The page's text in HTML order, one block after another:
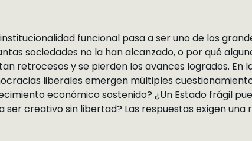
funcional pasa a ser uno de los
sociedades no la han alcanzado, o por qué
retrocesos y se pierden los avances logrados. En
liberales emergen múltiples
económico sostenido? ¿Un Estado frágil
ser creativo sin libertad? Las respuestas exigen una